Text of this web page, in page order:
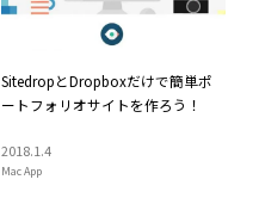
SitedropとDropboxだけで簡単ポ
ートフォリオサイトを作ろう！
2018.1.4
Mac App